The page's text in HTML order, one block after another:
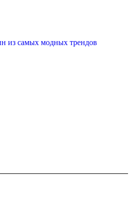
из самых модных трендов